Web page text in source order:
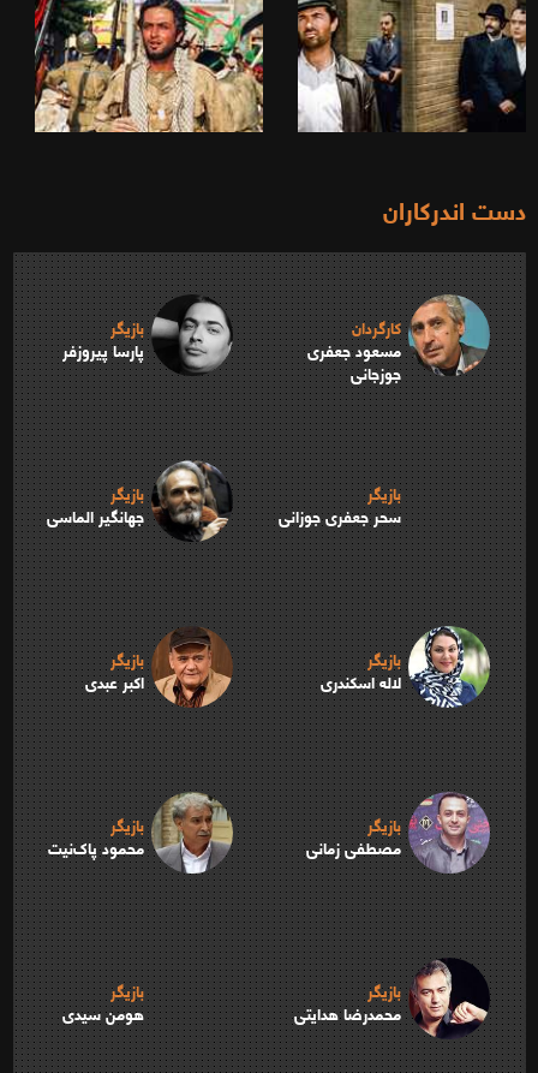
دست اندرکاران
کارگردان
مسعود جعفری
جوزجانی
بازیگر
پارسا پیروزفر
بازیگر
سحر جعفری جوزانی
بازیگر
جهانگیر الماسی
بازیگر
لاله اسکندری
بازیگر
اکبر عبدی
بازیگر
مصطفی زمانی
بازیگر
محمود پاک‌نیت
بازیگر
محمدرضا هدایتی
بازیگر
هومن سیدی